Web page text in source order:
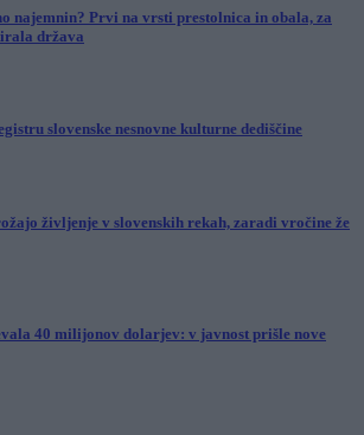
najemnin? Prvi na vrsti prestolnica in obala, za
država
slovenske nesnovne kulturne dediščine
življenje v slovenskih rekah, zaradi vročine že
40 milijonov dolarjev: v javnost prišle nove